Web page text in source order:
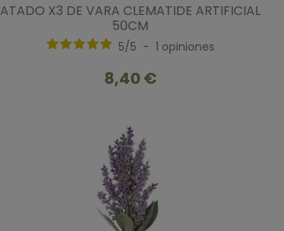
ATADO X3 DE VARA CLEMATIDE ARTIFICIAL
50CM
5/5 - 1 opiniones
8,40 €